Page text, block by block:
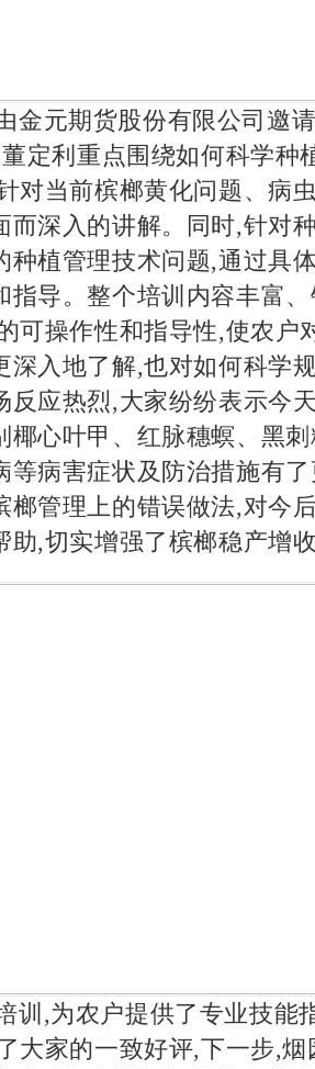
金元期货股份有限公司邀
定利重点围绕如何科学种
对当前槟榔黄化问题、病
而深入的讲解。同时,针对
种植管理技术问题,通过具
指导。整个培训内容丰富
可操作性和指导性,使农户
深入地了解,也对如何科学
反应热烈,大家纷纷表示今
椰心叶甲、红脉穗螟、黑
等病害症状及防治措施有
榔管理上的错误做法,对今
助,切实增强了槟榔稳产增
训,为农户提供了专业技能
大家的一致好评,下一步,